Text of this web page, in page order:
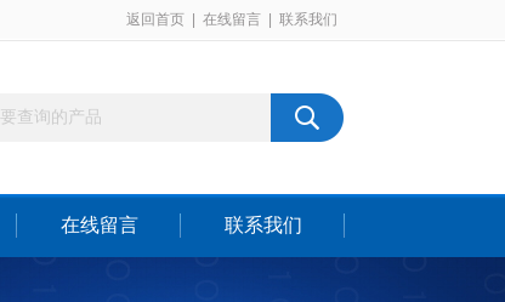
返回首页 在线留言 联系我们
在线留言 联系我们